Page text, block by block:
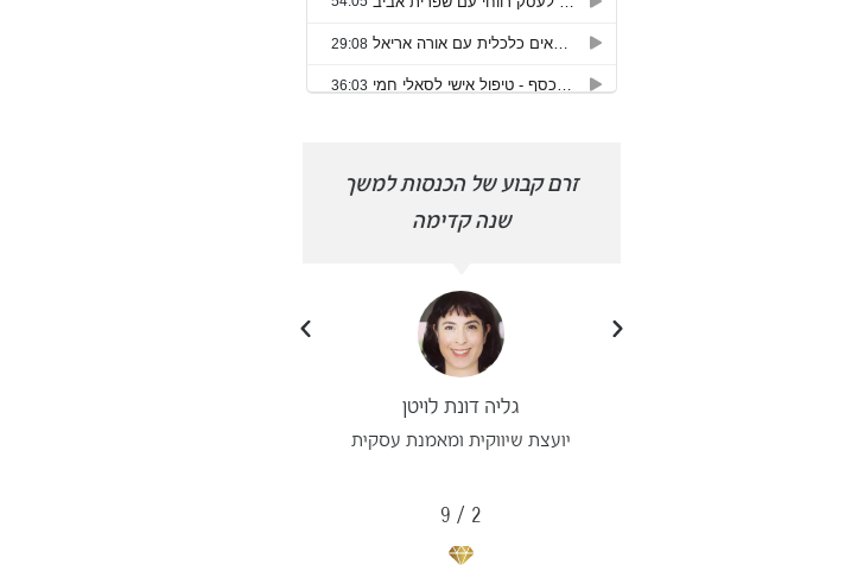
זרם קבוע של הכנסות למשך
שנה קדימה
גליה דונת לויטן
יועצת שיווקית ומאמנת עסקית
2
/
9